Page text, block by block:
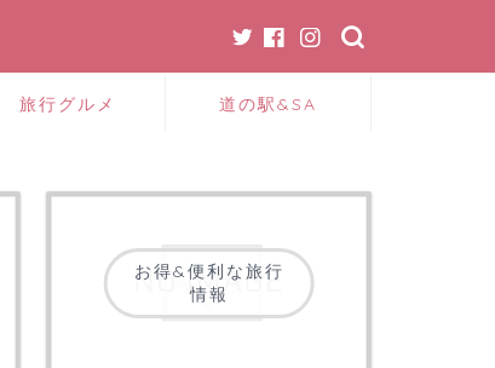
旅行グルメ 道の駅&SA
お得&便利な旅行
情報